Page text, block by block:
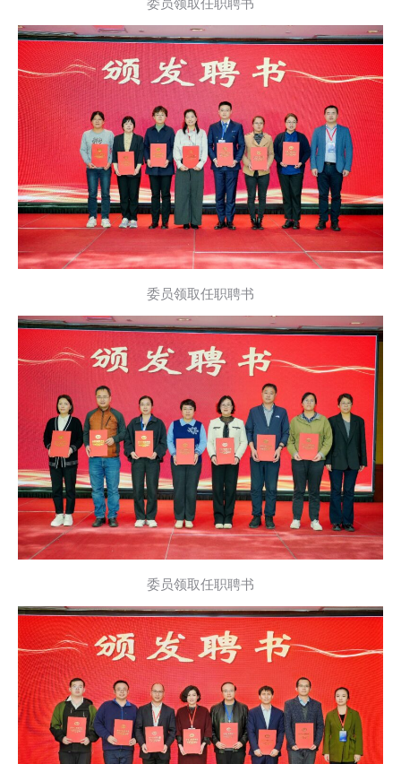
委员领取任职聘书
委员领取任职聘书
委员领取任职聘书